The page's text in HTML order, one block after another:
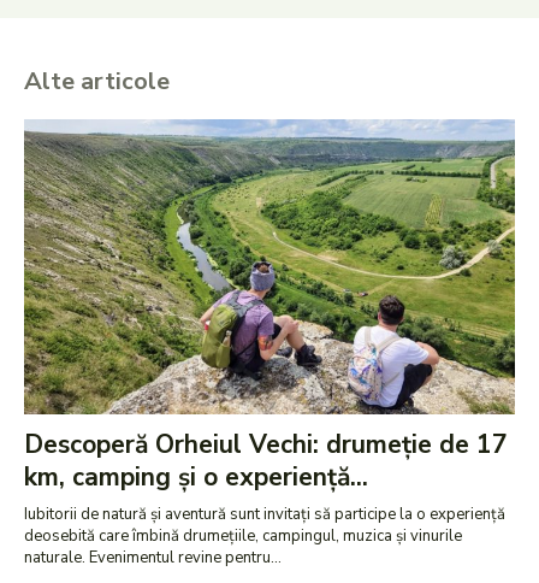
Alte articole
Descoperă Orheiul Vechi: drumeție de 17
km, camping și o experiență...
Iubitorii de natură și aventură sunt invitați să participe la o experiență
deosebită care îmbină drumețiile, campingul, muzica și vinurile
naturale. Evenimentul revine pentru...